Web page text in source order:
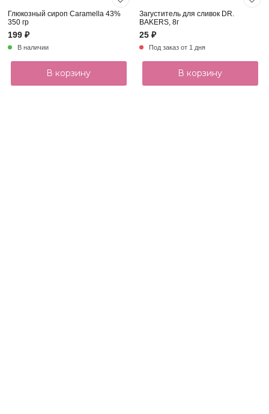
Глюкозный сироп Caramella 43%
350 гр
199 ₽
В наличии
В корзину
Загуститель для сливок DR.
BAKERS, 8г
25 ₽
Под заказ от 1 дня
В корзину